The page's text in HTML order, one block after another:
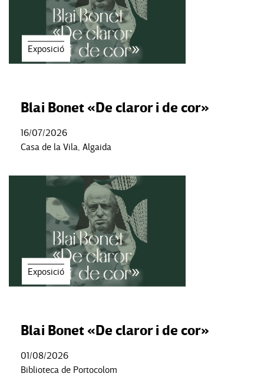
Exposició
Blai Bonet «De claror i de cor»
16/07/2026
Casa de la Vila, Algaida
Exposició
Blai Bonet «De claror i de cor»
01/08/2026
Biblioteca de Portocolom